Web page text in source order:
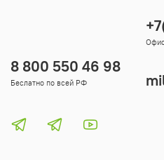
8 800 550 46 98
Беслатно по всей РФ